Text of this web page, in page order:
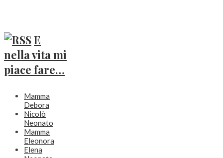
E
nella vita mi
piace fare…
Mamma
Debora
Nicolò
Neonato
Mamma
Eleonora
Elena